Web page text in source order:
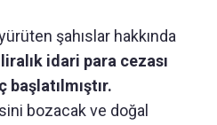
şahıslar hakkında
idari para cezası
başlatılmıştır.
bozacak ve doğal